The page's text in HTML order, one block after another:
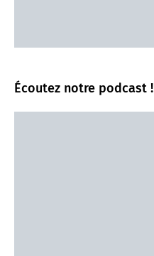
Écoutez notre podcast !